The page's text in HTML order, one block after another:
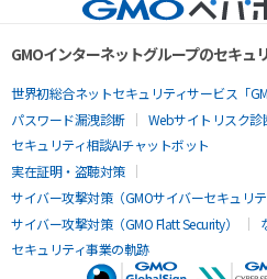
GMOインターネットグループのセキュ
世界初総合ネットセキュリティサービス「
パスワード漏洩診断
Webサイトリスク診
セキュリティ相談AIチャットボット
実在証明・盗聴対策
サイバー攻撃対策（GMOサイバーセキュリテ
サイバー攻撃対策（GMO Flatt Security）
セキュリティ事業の軌跡